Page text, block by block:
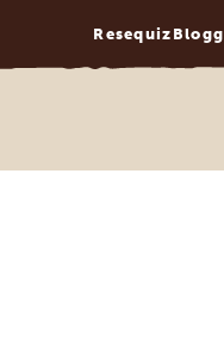
Resequiz Blogg